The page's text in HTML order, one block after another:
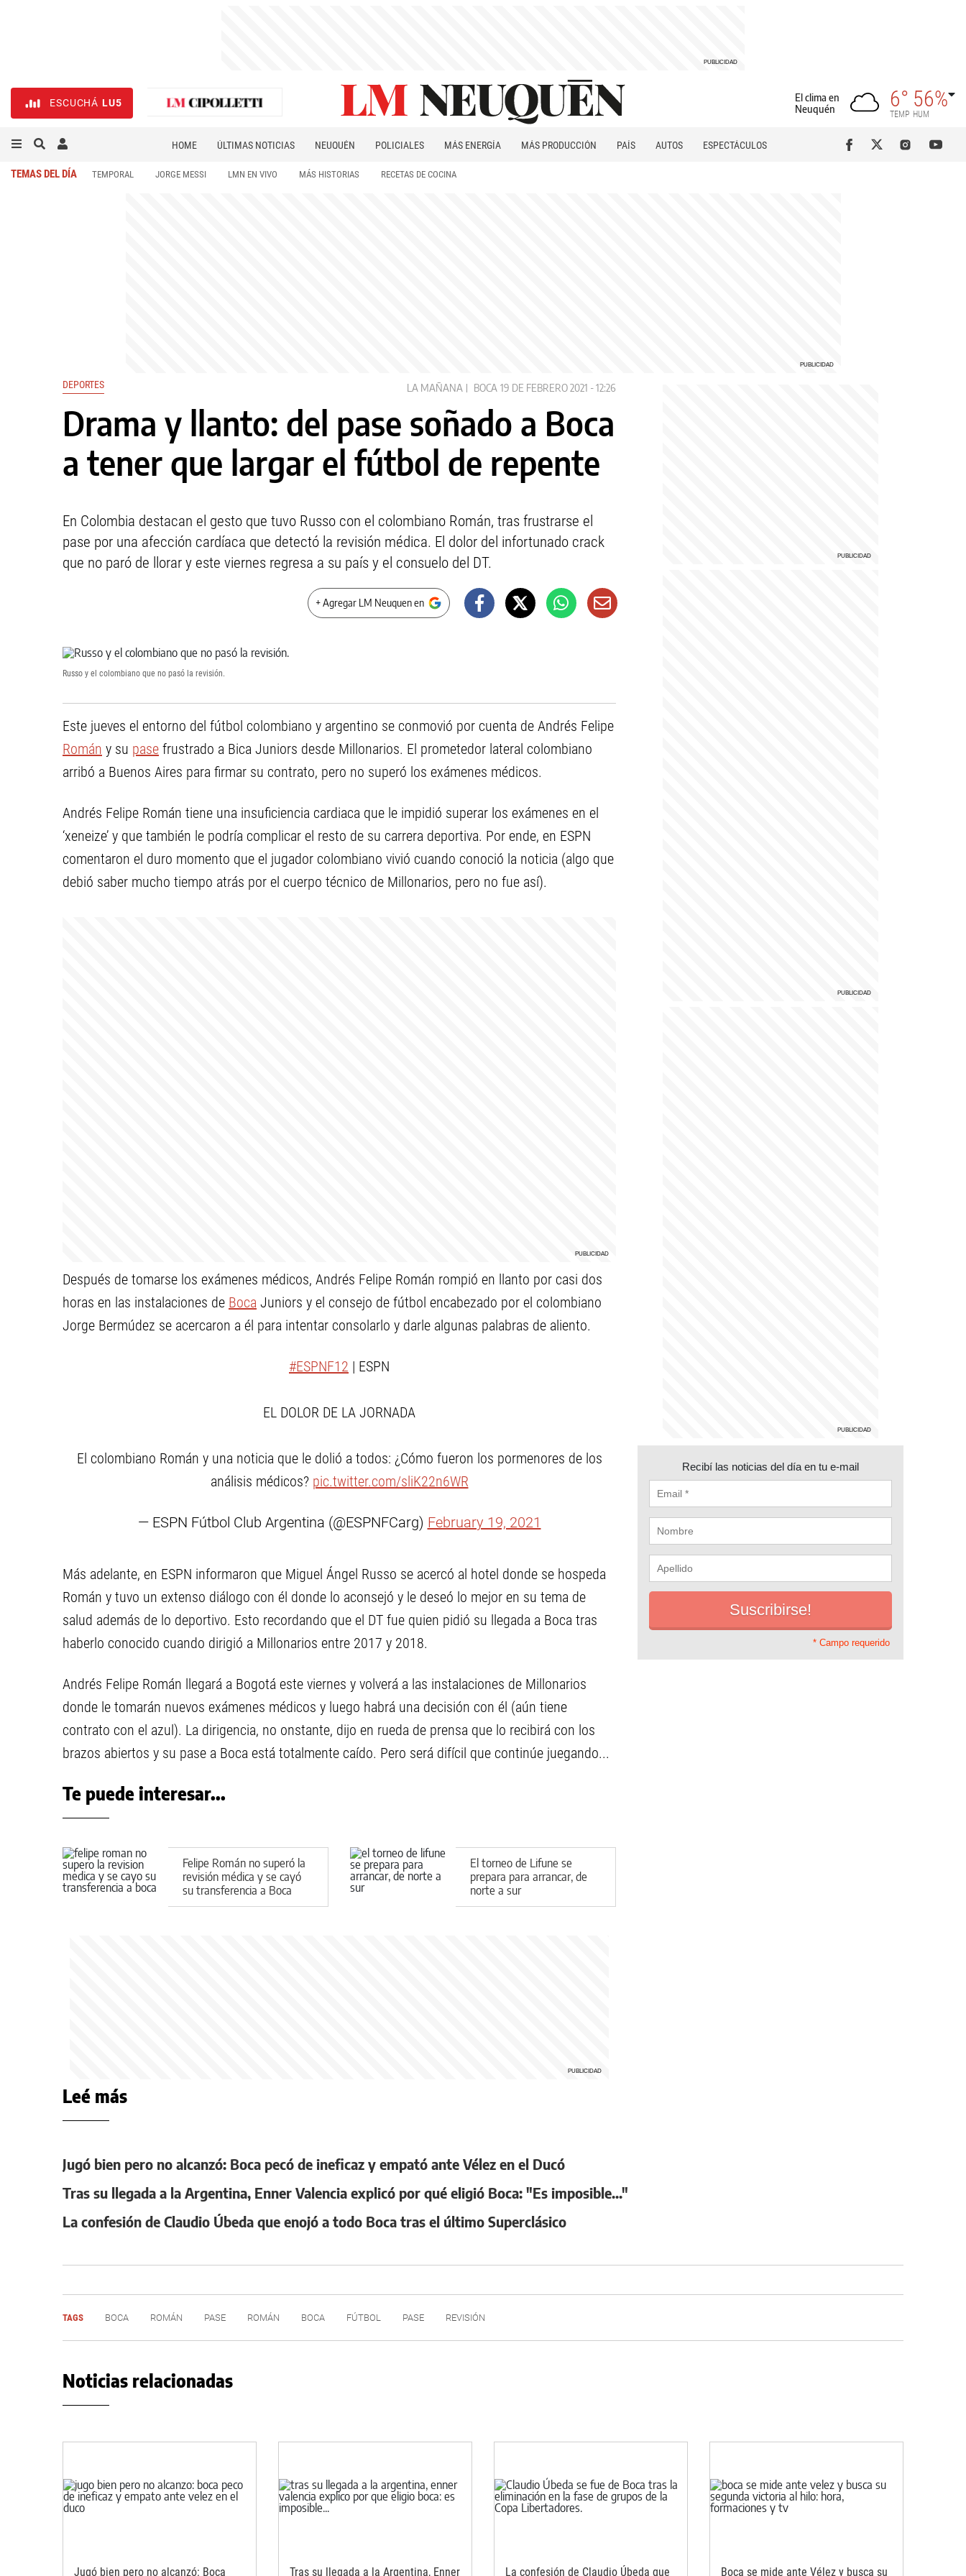
ESCUCHÁ LU5
El clima en
Neuquén
6°
TEMP
56%
HUM
HOME ÚLTIMAS NOTICIAS NEUQUÉN POLICIALES MÁS ENERGÍA MÁS PRODUCCIÓN PAÍS AUTOS
ESPECTÁCULOS
TEMAS DEL DÍA TEMPORAL JORGE MESSI LMN EN VIVO MÁS HISTORIAS RECETAS DE COCINA
DEPORTES LA MAÑANA BOCA 19 DE FEBRERO 2021 - 12:26
Drama y llanto: del pase soñado a Boca
a tener que largar el fútbol de repente
En Colombia destacan el gesto que tuvo Russo con el colombiano Román, tras frustrarse el
pase por una afección cardíaca que detectó la revisión médica. El dolor del infortunado crack
que no paró de llorar y este viernes regresa a su país y el consuelo del DT.
+ Agregar LM Neuquen en
Russo y el colombiano que no pasó la revisión.
Este jueves el entorno del fútbol colombiano y argentino se conmovió por cuenta de Andrés Felipe
Román y su pase frustrado a Bica Juniors desde Millonarios. El prometedor lateral colombiano
arribó a Buenos Aires para firmar su contrato, pero no superó los exámenes médicos.
Andrés Felipe Román tiene una insuficiencia cardiaca que le impidió superar los exámenes en el
‘xeneize’ y que también le podría complicar el resto de su carrera deportiva. Por ende, en ESPN
comentaron el duro momento que el jugador colombiano vivió cuando conoció la noticia (algo que
debió saber mucho tiempo atrás por el cuerpo técnico de Millonarios, pero no fue así).
Después de tomarse los exámenes médicos, Andrés Felipe Román rompió en llanto por casi dos
horas en las instalaciones de Boca Juniors y el consejo de fútbol encabezado por el colombiano
Jorge Bermúdez se acercaron a él para intentar consolarlo y darle algunas palabras de aliento.
#ESPNF12 | ESPN
EL DOLOR DE LA JORNADA
El colombiano Román y una noticia que le dolió a todos: ¿Cómo fueron los pormenores de los
análisis médicos? pic.twitter.com/sliK22n6WR
— ESPN Fútbol Club Argentina (@ESPNFCarg) February 19, 2021
Más adelante, en ESPN informaron que Miguel Ángel Russo se acercó al hotel donde se hospeda
Román y tuvo un extenso diálogo con él donde lo aconsejó y le deseó lo mejor en su tema de
salud además de lo deportivo. Esto recordando que el DT fue quien pidió su llegada a Boca tras
haberlo conocido cuando dirigió a Millonarios entre 2017 y 2018.
Andrés Felipe Román llegará a Bogotá este viernes y volverá a las instalaciones de Millonarios
donde le tomarán nuevos exámenes médicos y luego habrá una decisión con él (aún tiene
contrato con el azul). La dirigencia, no onstante, dijo en rueda de prensa que lo recibirá con los
brazos abiertos y su pase a Boca está totalmente caído. Pero será difícil que continúe juegando...
Te puede interesar...
Felipe Román no superó la
revisión médica y se cayó
su transferencia a Boca
El torneo de Lifune se
prepara para arrancar, de
norte a sur
Recibí las noticias del día en tu e-mail
* Campo requerido
Leé más
Jugó bien pero no alcanzó: Boca pecó de ineficaz y empató ante Vélez en el Ducó
Tras su llegada a la Argentina, Enner Valencia explicó por qué eligió Boca: "Es imposible..."
La confesión de Claudio Úbeda que enojó a todo Boca tras el último Superclásico
TAGS BOCA ROMÁN PASE ROMÁN BOCA FÚTBOL PASE REVISIÓN
Noticias relacionadas
Jugó bien pero no alcanzó: Boca Tras su llegada a la Argentina, Enner La confesión de Claudio Úbeda que Boca se mide ante Vélez y busca su